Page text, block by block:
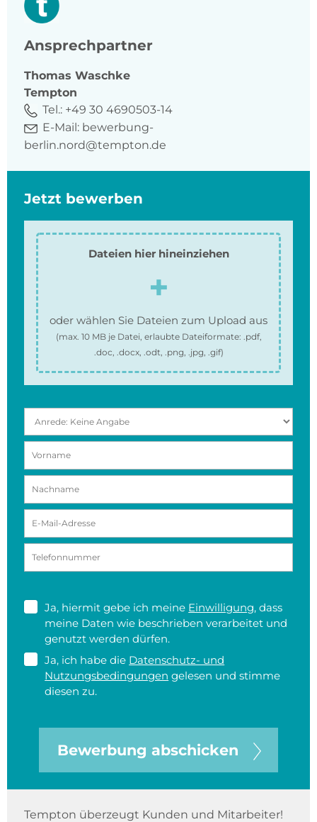
Ansprechpartner
Thomas Waschke
Tempton
Tel.: +49 30 4690503-14
E-Mail: bewerbung-
berlin.nord@tempton.de
Jetzt bewerben
Dateien hier hineinziehen
oder wählen Sie Dateien zum Upload aus
(max. 10 MBje Datei, erlaubte Dateiformate: .pdf,
.doc, .docx, .odt, .png, .jpg, .gif)
Ja, hiermit gebe ich meine Einwilligung, dass
meine Daten wie beschrieben verarbeitet und
genutzt werden dürfen.
Ja, ich habe die Datenschutz- und
Nutzungsbedingungen gelesen und stimme
diesen zu.
Bewerbung abschicken
Tempton überzeugt Kunden und Mitarbeiter!